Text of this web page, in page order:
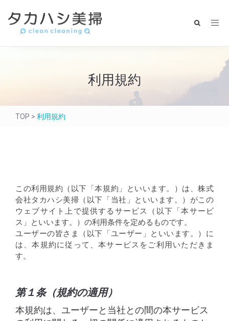
利用規約
TOP > 利用規約
この利用規約（以下「本規約」といいます。）は、株式
会社タカハシ美掃（以下「当社」といいます。）がこの
ウェブサイト上で提供するサービス（以下「本サービ
ス」といいます。）の利用条件を定めるものです。
ユーザーの皆さま（以下「ユーザー」といいます。）に
は、本規約に従って、本サービスをご利用いただきま
す。
第１条（規約の適用）
本規約は、ユーザーと当社との間の本サービス